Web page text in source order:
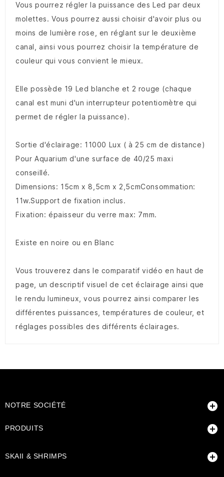
Vous pourrez régler la puissance des Led par deux
molettes. Vous pourrez aussi choisir d'avoir plus ou
moins de lumière rose, en réglant sur le deuxième
canal, ainsi vous pourrez choisir la température de
couleur qui vous convient le mieux.
Elle possède 19 Led blanche et 2 rouge (chaque
canal est muni d'un interrupteur potentiomètre qui
permet de régler la puissance).
Sortie d'éclairage: 11000 Lux ( à 25 cm de distance)
Pour Aquarium d'une surface de 40/25 maxi
conseillé.
Dimensions: 15cm x 8,5cm x 2,5cmConsommation:
11w.Support de fixation inclus.
Fixation: épaisseur du verre max: 7mm.
Existe en noire ou en Blanc
Vous trouverez dans le comparatif vidéo en haut de
page, un descriptif visuel de cet éclairage ainsi que
le rendu lumineux, vous pourrez ainsi comparer les
différentes puissances, températures de couleur, et
réglages possibles des différents éclairages.
NOTRE SOCIÉTÉ 
PRODUITS 
SKAII & SHRIMPS 